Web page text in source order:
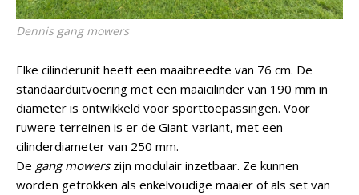
Dennis gang mowers
Elke cilinderunit heeft een maaibreedte van 76 cm. De
standaarduitvoering met een maaicilinder van 190 mm in
diameter is ontwikkeld voor sporttoepassingen. Voor
ruwere terreinen is er de Giant-variant, met een
cilinderdiameter van 250 mm.
De gang mowerszijn modulair inzetbaar. Ze kunnen
worden getrokken als enkelvoudige maaier of als set van